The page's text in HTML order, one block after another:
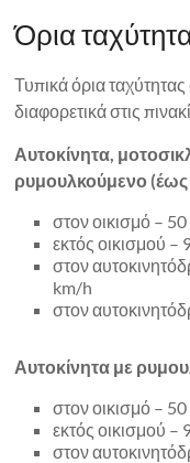
Όρια
Τυπικά όρια
διαφορετικά στις
Αυτοκίνητα,
ρυμουλκούμενο (έως
στον οικισμό –
εκτός οικισμού –
στον
km/h
στον
Αυτοκίνητα με
στον οικισμό –
εκτός οικισμού –
στον